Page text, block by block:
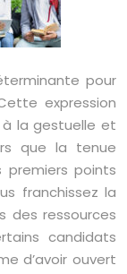
pour
expression
à la gestuelle et
que la tenue
premiers points
franchissez la
des ressources
candidats
d’avoir ouvert